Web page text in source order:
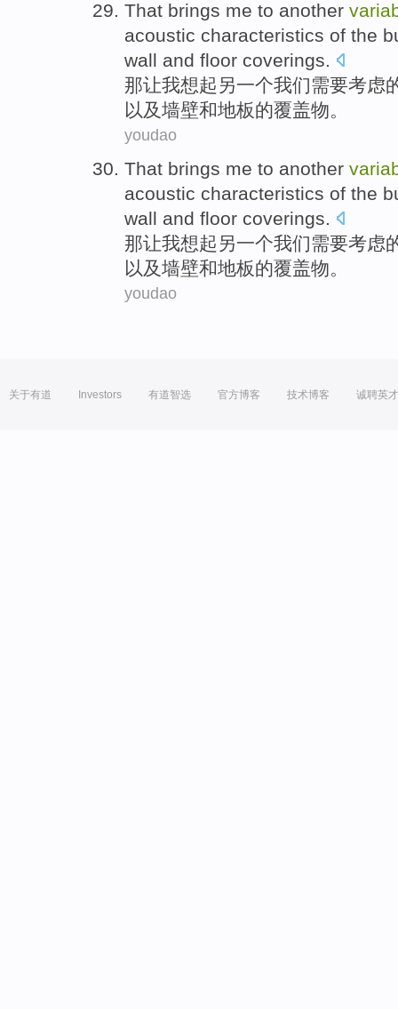
That brings me to another
acoustic characteristics of the
wall and floor coverings.
那让我想起 另一个我们需要考虑
以及墙壁和地板的覆盖物。
youdao
That brings me to another
acoustic characteristics of the
wall and floor coverings.
那让我想起 另一个我们需要考虑
以及墙壁和地板的覆盖物。
youdao
关于有道 Investors 有道智选 官方博客 技术博客 诚聘英才